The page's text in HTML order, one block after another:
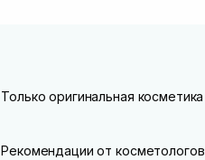
Только оригинальная косметика
Рекомендации от косметологов